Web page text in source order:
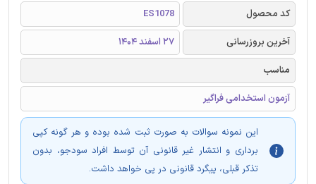
کد محصول
ES1078
آخرین بروزرسانی
27 اسفند 1404
مناسب
آزمون استخدامی فراگیر
این نمونه سوالات به صورت ثبت شده بوده و هر گونه کپی
برداری و انتشار غیر قانونی آن توسط افراد سودجو، بدون
تذکر قبلی، پیگرد قانونی در پی خواهد داشت.